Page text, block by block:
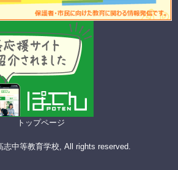
トップページ
中等教育学校, All rights reserved.